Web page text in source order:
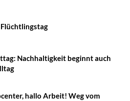
Nachhaltigkeit beginnt auch
hallo Arbeit! Weg vom